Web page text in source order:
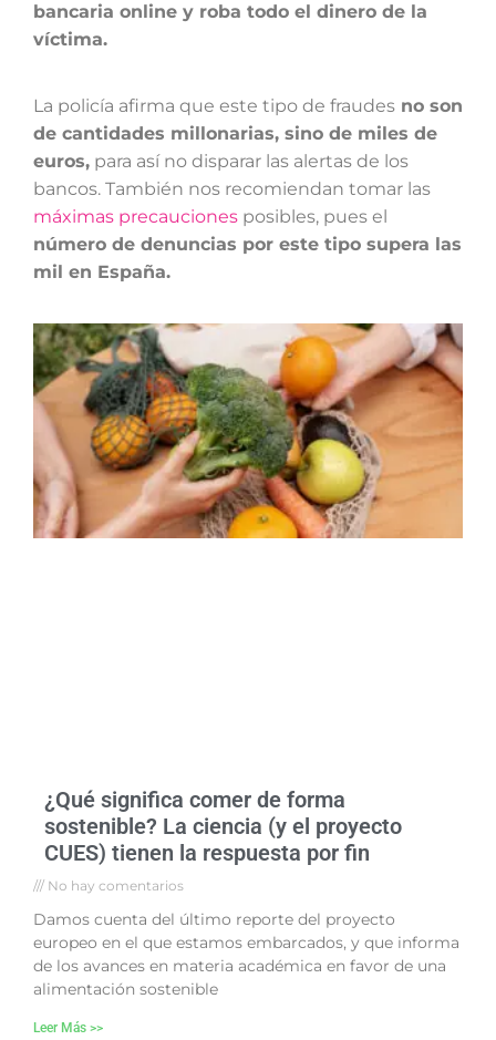
bancaria online y roba todo el dinero de la
víctima.
La policía afirma que este tipo de fraudes no son
de cantidades millonarias, sino de miles de
euros, para así no disparar las alertas de los
bancos. También nos recomiendan tomar las
máximas precauciones posibles, pues el
número de denuncias por este tipo supera las
mil en España.
¿Qué significa comer de forma
sostenible? La ciencia (y el proyecto
CUES) tienen la respuesta por fin
No hay comentarios
Damos cuenta del último reporte del proyecto
europeo en el que estamos embarcados, y que informa
de los avances en materia académica en favor de una
alimentación sostenible
Leer Más >>